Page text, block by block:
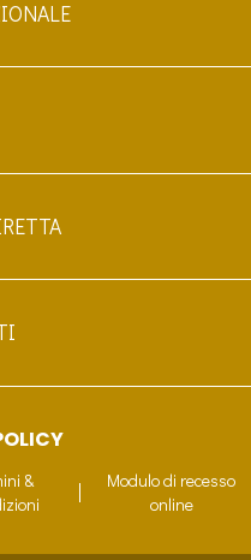
&
Modulo di recesso
online